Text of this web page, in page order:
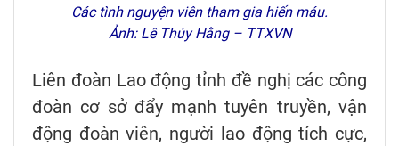
Các tình nguyện viên tham gia hiến máu.
Ảnh: Lê Thúy Hằng – TTXVN
Liên đoàn Lao động tỉnh đề nghị các công
đoàn cơ sở đẩy mạnh tuyên truyền, vận
động đoàn viên, người lao động tích cực,